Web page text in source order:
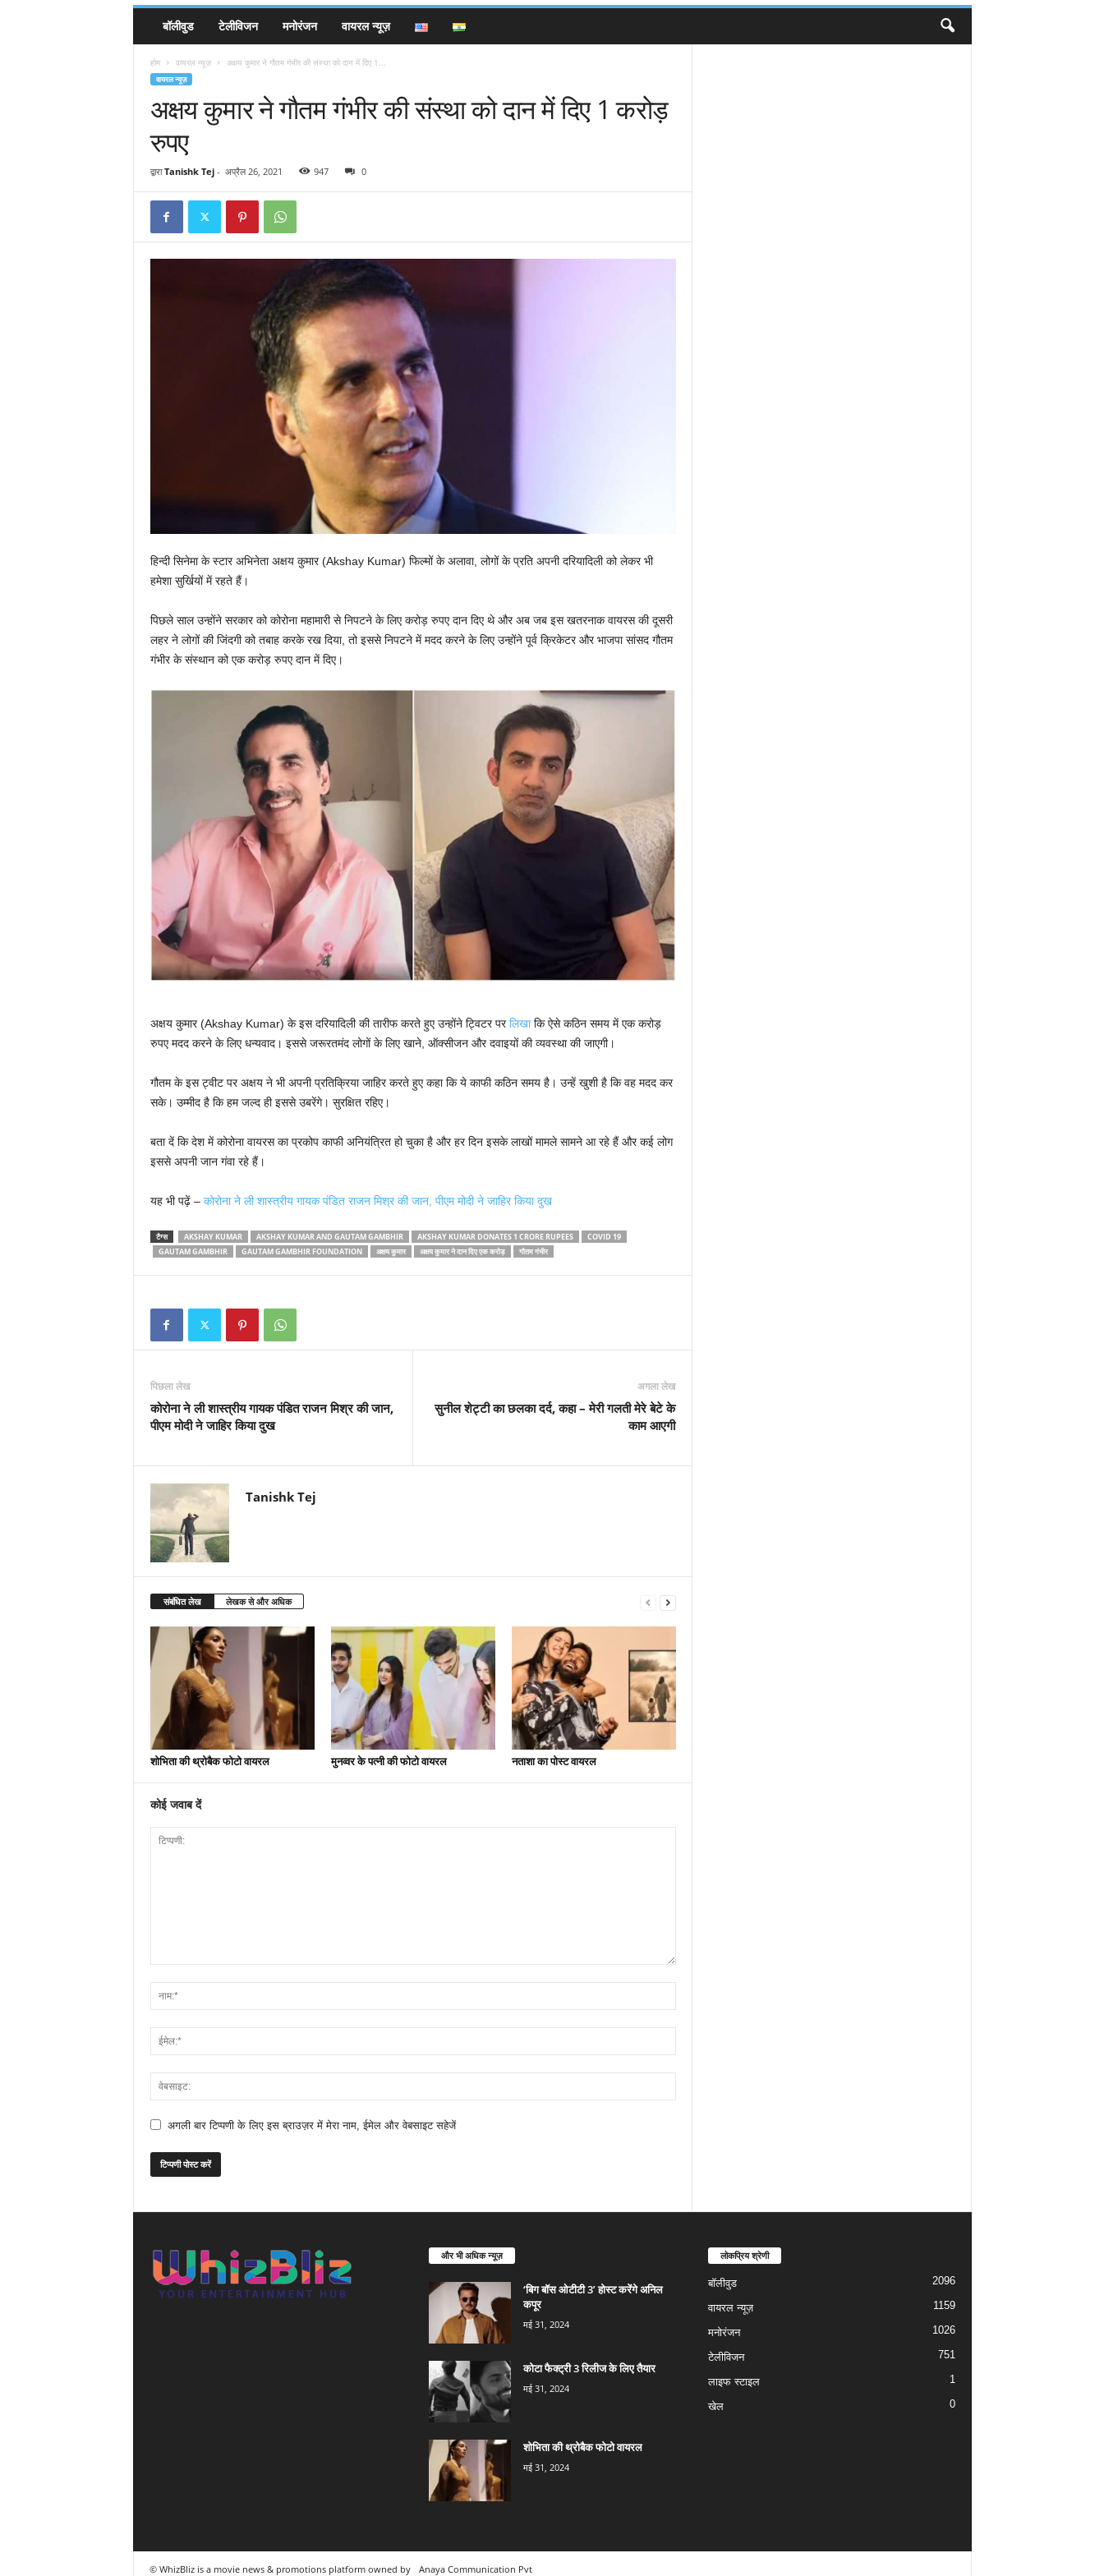
बॉलीवुड टेलीविजन मनोरंजन वायरल न्यूज़
होम वायरल न्यूज़ अक्षय कुमार ने गौतम गंभीर की संस्था को दान में दिए 1...
वायरल न्यूज़
अक्षय कुमार ने गौतम गंभीर की संस्था को दान में दिए 1 करोड़
रुपए
द्वारा Tanishk Tej- अप्रैल 26, 2021 947 0
हिन्दी सिनेमा के स्टार अभिनेता अक्षय कुमार (Akshay Kumar) फिल्मों के अलावा, लोगों के प्रति अपनी दरियादिली को लेकर भी
हमेशा सुर्खियों में रहते हैं।
पिछले साल उन्होंने सरकार को कोरोना महामारी से निपटने के लिए करोड़ रुपए दान दिए थे और अब जब इस खतरनाक वायरस की दूसरी
लहर ने लोगों की जिंदगी को तबाह करके रख दिया, तो इससे निपटने में मदद करने के लिए उन्होंने पूर्व क्रिकेटर और भाजपा सांसद गौतम
गंभीर के संस्थान को एक करोड़ रुपए दान में दिए।
अक्षय कुमार (Akshay Kumar) के इस दरियादिली की तारीफ करते हुए उन्होंने ट्विटर परलिखाकि ऐसे कठिन समय में एक करोड़
रुपए मदद करने के लिए धन्यवाद। इससे जरूरतमंद लोगों के लिए खाने, ऑक्सीजन और दवाइयों की व्यवस्था की जाएगी।
गौतम के इस ट्वीट पर अक्षय ने भी अपनी प्रतिक्रिया जाहिर करते हुए कहा कि ये काफी कठिन समय है। उन्हें खुशी है कि वह मदद कर
सके। उम्मीद है कि हम जल्द ही इससे उबरेंगे। सुरक्षित रहिए।
बता दें कि देश में कोरोना वायरस का प्रकोप काफी अनियंत्रित हो चुका है और हर दिन इसके लाखों मामले सामने आ रहे हैं और कई लोग
इससे अपनी जान गंवा रहे हैं।
यह भी पढ़ें – कोरोना ने ली शास्त्रीय गायक पंडित राजन मिश्र की जान, पीएम मोदी ने जाहिर किया दुख
टैग्स AKSHAY KUMAR AKSHAY KUMAR AND GAUTAM GAMBHIR AKSHAY KUMAR DONATES 1 CRORE RUPEES
COVID 19
GAUTAM GAMBHIR
GAUTAM GAMBHIR FOUNDATION अक्षय कुमार अक्षय कुमार ने दान दिए एक करोड़ गौतम गंभीर
पिछला लेख
कोरोना ने ली शास्त्रीय गायक पंडित राजन मिश्र की जान,
पीएम मोदी ने जाहिर किया दुख
अगला लेख
सुनील शेट्टी का छलका दर्द, कहा – मेरी गलती मेरे बेटे के
काम आएगी
Tanishk Tej
संबंधित लेख लेखक से और अधिक
शोभिता की थ्रोबैक फोटो वायरल मुनव्वर के पत्नी की फोटो वायरल नताशा का पोस्ट वायरल
कोई जवाब दें
अगली बार टिप्पणी के लिए इस ब्राउज़र में मेरा नाम, ईमेल और वेबसाइट सहेजें
और भी अधिक न्यूज़
‘बिग बॉस ओटीटी 3’ होस्ट करेंगे अनिल
कपूर
मई 31, 2024
कोटा फैक्ट्री 3 रिलीज के लिए तैयार
मई 31, 2024
शोभिता की थ्रोबैक फोटो वायरल
मई 31, 2024
लोकप्रिय श्रेणी
बॉलीवुड 2096
वायरल न्यूज़ 1159
मनोरंजन 1026
टेलीविजन 751
लाइफ स्टाइल 1
खेल 0
© WhizBliz is a movie news & promotions platform owned by Anaya Communication Pvt